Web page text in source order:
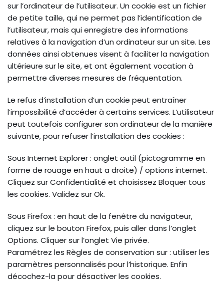
sur l’ordinateur de l’utilisateur. Un cookie est un fichier
de petite taille, qui ne permet pas l’identification de
l’utilisateur, mais qui enregistre des informations
relatives à la navigation d’un ordinateur sur un site. Les
données ainsi obtenues visent à faciliter la navigation
ultérieure sur le site, et ont également vocation à
permettre diverses mesures de fréquentation.
Le refus d’installation d’un cookie peut entraîner
l’impossibilité d’accéder à certains services. L’utilisateur
peut toutefois configurer son ordinateur de la manière
suivante, pour refuser l’installation des cookies :
Sous Internet Explorer : onglet outil (pictogramme en
forme de rouage en haut a droite) / options internet.
Cliquez sur Confidentialité et choisissez Bloquer tous
les cookies. Validez sur Ok.
Sous Firefox : en haut de la fenêtre du navigateur,
cliquez sur le bouton Firefox, puis aller dans l’onglet
Options. Cliquer sur l’onglet Vie privée.
Paramétrez les Règles de conservation sur : utiliser les
paramètres personnalisés pour l’historique. Enfin
décochez-la pour désactiver les cookies.